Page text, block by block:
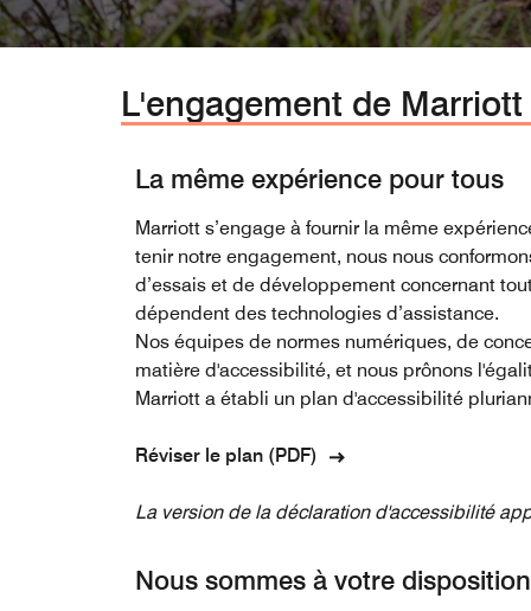
L'engagement de
La même expérience pour tous
Marriott s’engage à fournir la même
tenir notre engagement, nous nous
d’essais et de développement concernant
dépendent des technologies d’assistance.
Nos équipes de normes numériques, de
matière d'accessibilité, et nous prônons
Marriott a établi un plan d'accessibilité
Réviser le plan (PDF)
La version de la déclaration d'accessibilité
Nous sommes à votre